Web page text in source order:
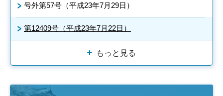
号外第57号（平成23年7月29日）
第12409号（平成23年7月22日）
もっと見る